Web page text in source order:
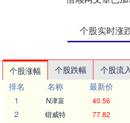
个股实时涨
个股涨幅 个股跌幅 个股流
排名
名称 最新价
1
N津富 40.56
2 锴威特 77.82